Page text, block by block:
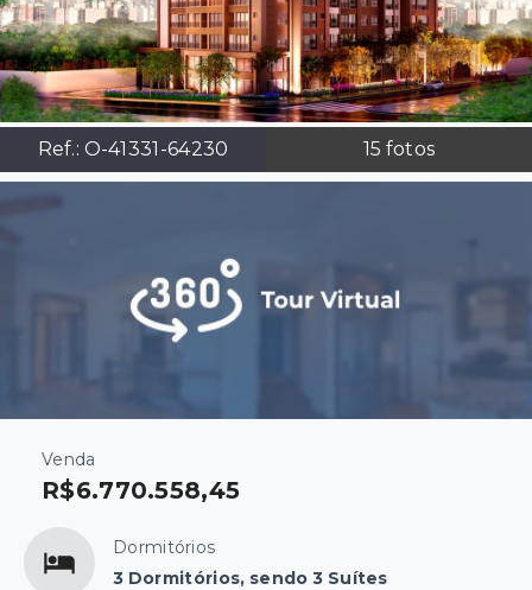
Ref.: O-41331-64230 15 fotos
Venda
R$6.770.558,45
Dormitórios
3 Dormitórios, sendo 3 Suítes